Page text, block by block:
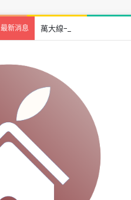
最新消息 萬大線一期進度突破 85.6